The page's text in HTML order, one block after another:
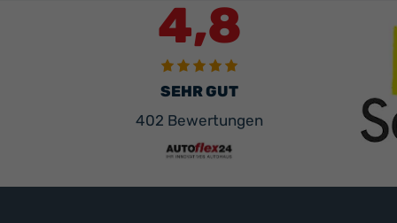
4,8
SEHR GUT
402 Bewertungen